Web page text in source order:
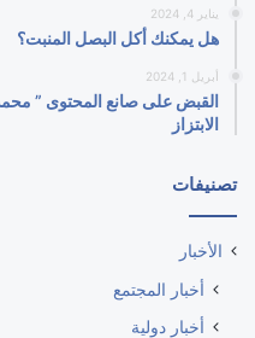
يناير 4, 2024
هل يمكنك أكل البصل المنبت؟
أبريل 1, 2024
القبض على صانع المحتوى ”
الابتزاز
تصنيفات
الأخبار
أخبار المجتمع
أخبار دولية